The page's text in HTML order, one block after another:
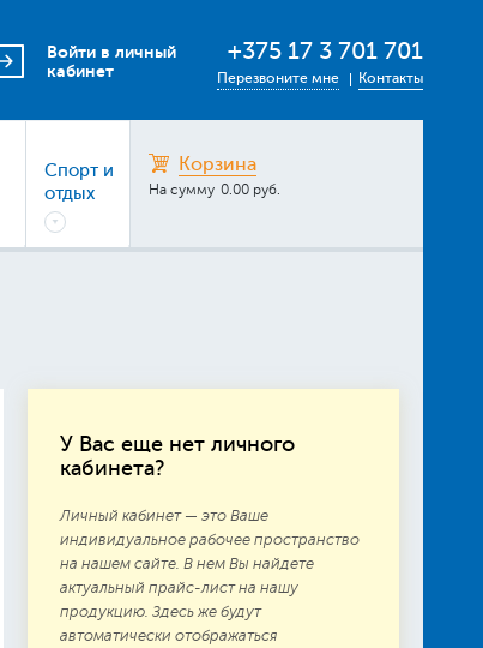
Войти в личный
кабинет
+375 17 3 701 701
Перезвоните мне Контакты
Спорт и
отдых
Корзина
На сумму 0.00 руб.
У Вас еще нет личного
кабинета?
Личный кабинет — это Ваше
индивидуальное рабочее пространство
на нашем сайте. В нем Вы найдете
актуальный прайс-лист на нашу
продукцию. Здесь же будут
автоматически отображаться